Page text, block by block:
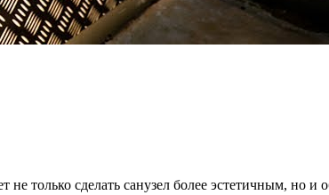
только сделать санузел более эстетичным, но и